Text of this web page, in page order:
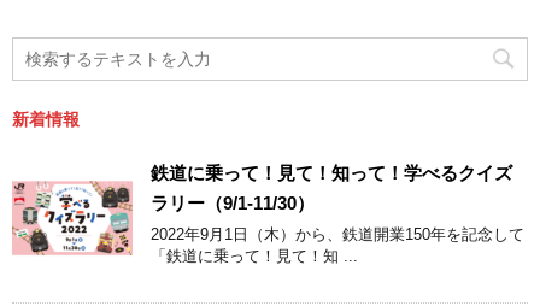
新着情報
鉄道に乗って！見て！知って！学べるクイズ
ラリー（9/1-11/30）
2022年9月1日（木）から、鉄道開業150年を記念して
「鉄道に乗って！見て！知 ...